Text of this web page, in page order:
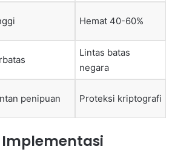
Hemat 40-60%
Lintas batas
negara
penipuan Proteksi kriptografi
Implementasi